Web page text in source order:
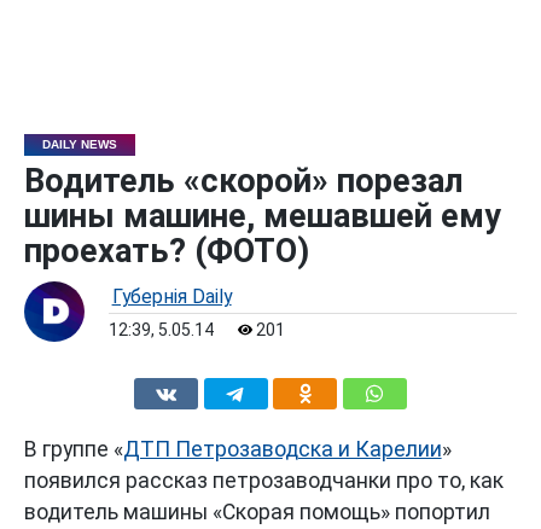
DAILY NEWS
Водитель «скорой» порезал
шины машине, мешавшей ему
проехать? (ФОТО)
Губернiя Daily
12:39, 5.05.14 201
В группе «ДТП Петрозаводска и Карелии»
появился рассказ петрозаводчанки про то, как
водитель машины «Скорая помощь» попортил